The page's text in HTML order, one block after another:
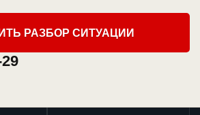
РАЗБОР СИТУАЦИИ